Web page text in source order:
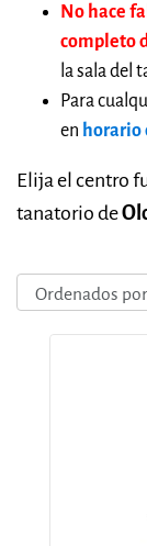
No hace
completo
la sala del
Para
en horario
Elija el centro
tanatorio de